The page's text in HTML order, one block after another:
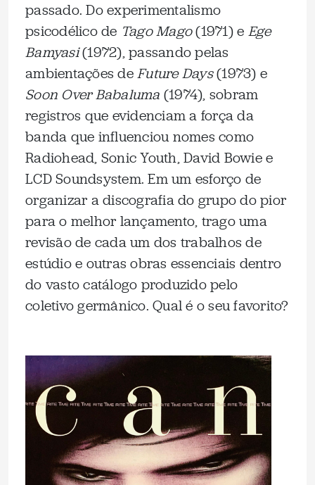
passado. Do experimentalismo
psicodélico de Tago Mago(1971) e Ege
Bamyasi(1972), passando pelas
ambientações deFuture Days(1973) e
Soon Over Babaluma (1974), sobram
registros que evidenciam a força da
banda que influenciou nomes como
Radiohead, Sonic Youth, David Bowie e
LCD Soundsystem. Em um esforço de
organizar a discografia do grupo do pior
para o melhor lançamento, trago uma
revisão de cada um dos trabalhos de
estúdio e outras obras essenciais dentro
do vasto catálogo produzido pelo
coletivo germânico. Qual é o seu favorito?